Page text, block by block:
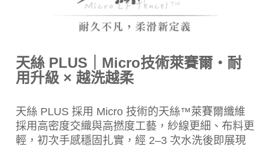
天絲 PLUS｜Micro技術萊賽爾・耐
用升級 × 越洗越柔
天絲 PLUS 採用 Micro 技術的天絲™萊賽爾纖維
採用高密度交織與高撚度工藝，紗線更細、布料更
輕，初次手感穩固扎實，經 2–3 次水洗後即展現